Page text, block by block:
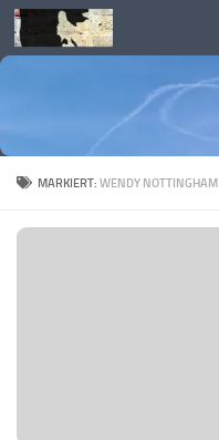
Skip to content
MARKIERT:WENDY NOTTINGHAM